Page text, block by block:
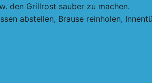
den Grillrost sauber zu machen.
abstellen, Brause reinholen,